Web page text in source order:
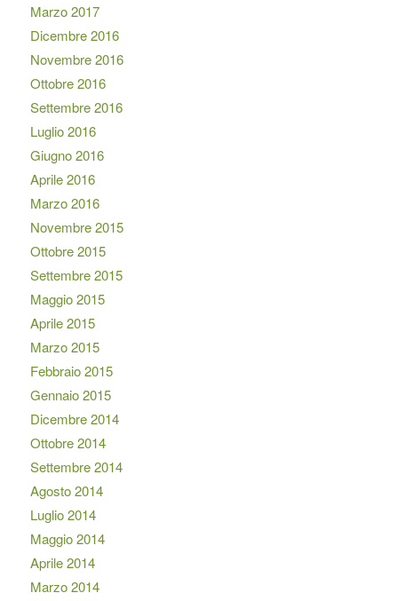
Marzo 2017
Dicembre 2016
Novembre 2016
Ottobre 2016
Settembre 2016
Luglio 2016
Giugno 2016
Aprile 2016
Marzo 2016
Novembre 2015
Ottobre 2015
Settembre 2015
Maggio 2015
Aprile 2015
Marzo 2015
Febbraio 2015
Gennaio 2015
Dicembre 2014
Ottobre 2014
Settembre 2014
Agosto 2014
Luglio 2014
Maggio 2014
Aprile 2014
Marzo 2014